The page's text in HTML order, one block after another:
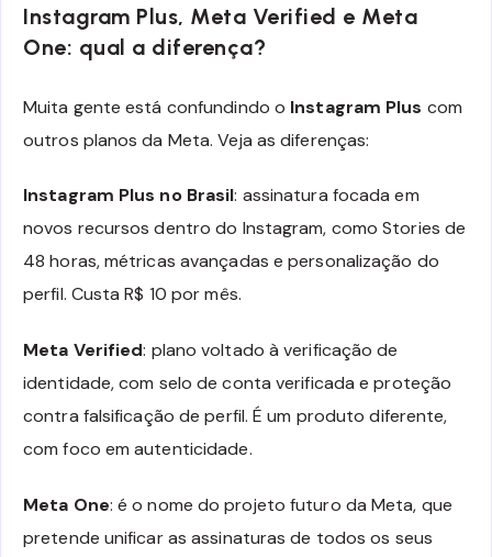
Instagram Plus, Meta Verified e Meta
One: qual a diferença?
Muita gente está confundindo o Instagram Plus com
outros planos da Meta. Veja as diferenças:
Instagram Plus no Brasil: assinatura focada em
novos recursos dentro do Instagram, como Stories de
48 horas, métricas avançadas e personalização do
perfil. Custa R$ 10 por mês.
Meta Verified: plano voltado à verificação de
identidade, com selo de conta verificada e proteção
contra falsificação de perfil. É um produto diferente,
com foco em autenticidade.
Meta One: é o nome do projeto futuro da Meta, que
pretende unificar as assinaturas de todos os seus